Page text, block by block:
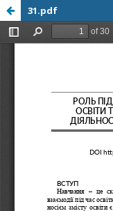
31.pdf